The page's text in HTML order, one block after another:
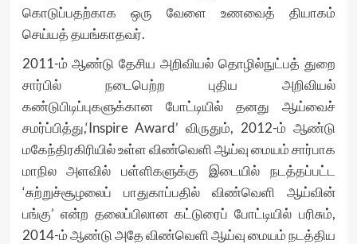
கொடுப்பதற்காக ஒரு வேளை உணவைத் தியாகம்
செய்யத் தயங்காதவர்.
2011-ம் ஆண்டு தேசிய அறிவியல் தொழில்நுட்பத் துறை
சார்பில் நடைபெற்ற புதிய அறிவியல்
கண்டுபிடிப்புகளுக்கான போட்டியில் தனது ஆய்வைச்
சமர்ப்பித்து,‘Inspire Award’ விருதும், 2012-ம் ஆண்டு
மகேந்திரகிரியில் உள்ள விண்வெளி ஆய்வு மையம் சார்பாக
மாநில அளவில் பள்ளிகளுக்கு இடையில் நடத்தப்பட்ட
‘சுற்றுச்சூழலைப் பாதுகாப்பதில் விண்வெளி ஆய்வின்
பங்கு’ என்ற தலைப்பிலான கட்டுரைப் போட்டியில் பரிசும்,
2014-ம் ஆண்டு அதே விண்வெளி ஆய்வு மையம் நடத்திய